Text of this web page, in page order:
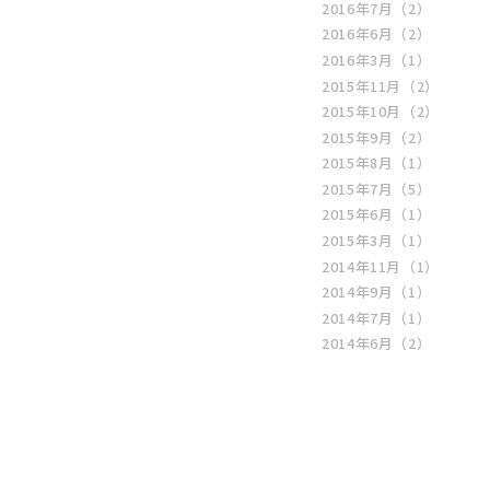
2016年7月 （2）
2016年6月 （2）
2016年3月 （1）
2015年11月
（2）
2015年10月
（2）
2015年9月 （2）
2015年8月 （1）
2015年7月 （5）
2015年6月 （1）
2015年3月 （1）
2014年11月
（1）
2014年9月 （1）
2014年7月 （1）
2014年6月 （2）